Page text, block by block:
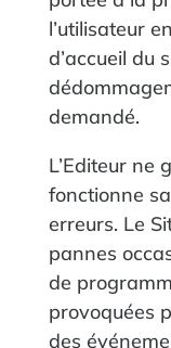
l’utilisateur
d’accueil du
demandé.
L’Editeur ne
fonctionne
erreurs. Le
pannes
de
provoquées
des